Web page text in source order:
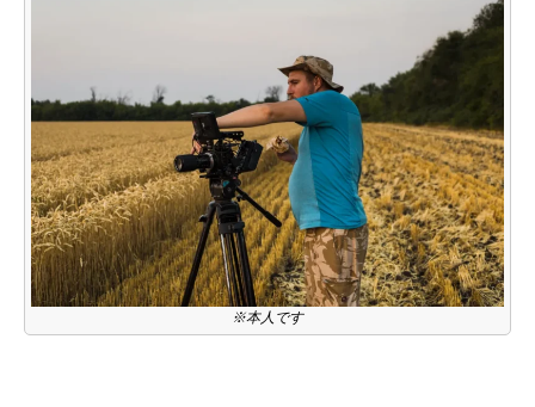
※本人です